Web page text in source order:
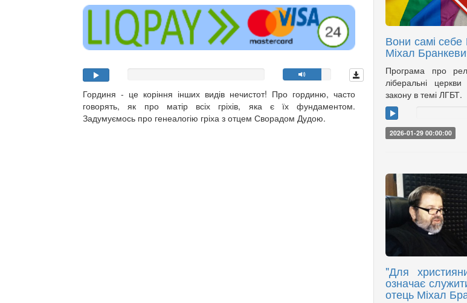
Гординя - це коріння інших видів нечистот! Про гординю, часто
говорять, як про матір всіх гріхів, яка є їх фундаментом.
Задумуємось про генеалогію гріха з отцем Сворадом Дудою.
Вони самі
Міхал
Програма про
ліберальні
закону в темі ЛГБТ.
2026-01-29 00:00:00
"Для
означає
отець Міхал